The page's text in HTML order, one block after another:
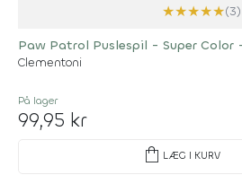
★★★★★(3)
Paw Patrol Puslespil - Super Color
Clementoni
På lager
99,95 kr
shopping_bag LÆG I KURV